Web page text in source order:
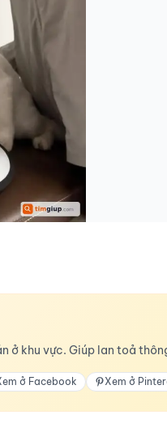
ở khu vực. Giúp lan toả
ở Facebook Xem ở